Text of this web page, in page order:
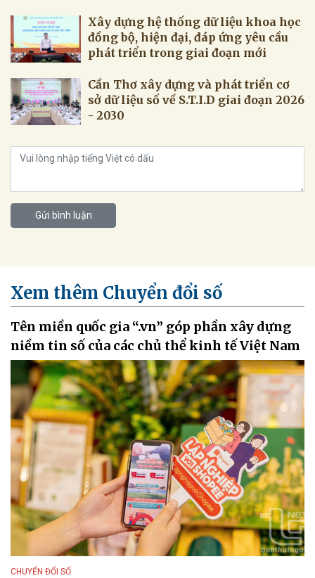
Xây dựng hệ thống dữ liệu khoa học
đồng bộ, hiện đại, đáp ứng yêu cầu
phát triển trong giai đoạn mới
Cần Thơ xây dựng và phát triển cơ
sở dữ liệu số về S.T.I.D giai đoạn 2026
- 2030
Gửi bình luận
Xem thêm Chuyển đổi số
Tên miền quốc gia “.vn” góp phần xây dựng
niềm tin số của các chủ thể kinh tế Việt Nam
CHUYỂN ĐỔI SỐ